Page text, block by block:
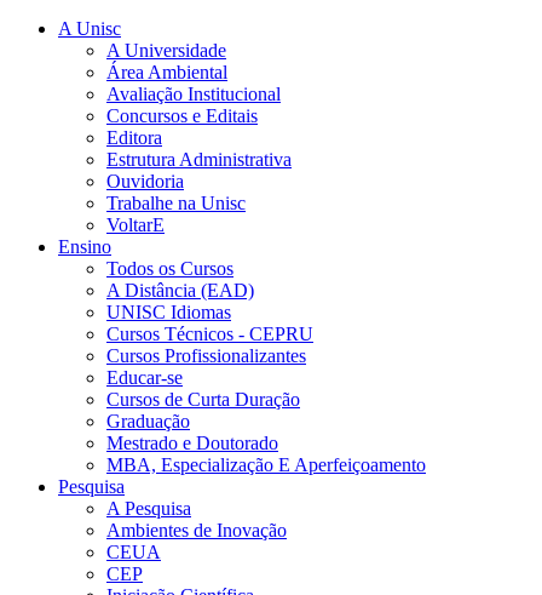
A Unisc
A Universidade
Área Ambiental
Avaliação Institucional
Concursos e Editais
Editora
Estrutura Administrativa
Ouvidoria
Trabalhe na Unisc
VoltarE
Ensino
Todos os Cursos
A Distância (EAD)
UNISC Idiomas
Cursos Técnicos - CEPRU
Cursos Profissionalizantes
Educar-se
Cursos de Curta Duração
Graduação
Mestrado e Doutorado
MBA, Especialização E Aperfeiçoamento
Pesquisa
A Pesquisa
Ambientes de Inovação
CEUA
CEP